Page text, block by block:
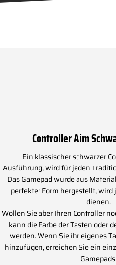
Controller Aim
Ein klassischer schwarzer
Ausführung, wird für jeden
Das Gamepad wurde aus
perfekter Form hergestellt, wird
dienen.
Wollen Sie aber Ihren Controller
kann die Farbe der Tasten oder
werden. Wenn Sie ihr eigenes
hinzufügen, erreichen Sie ein
Gamepads.